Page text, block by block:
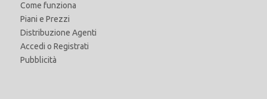
Come funziona
Piani e Prezzi
Distribuzione Agenti
Accedi o Registrati
Pubblicità